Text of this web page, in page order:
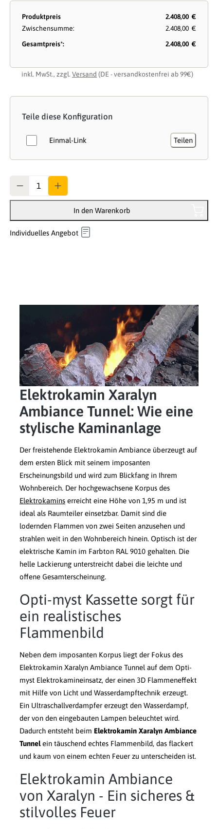
Produktpreis
2.408,00 €
Zwischensumme:
2.408,00 €
Gesamtpreis*:
2.408,00 €
inkl. MwSt., zzgl. Versand (DE - versandkostenfrei ab 99€)
Teile diese Konfiguration
Einmal-Link Teilen
In den Warenkorb
Individuelles Angebot
Elektrokamin Xaralyn
Ambiance Tunnel: Wie eine
stylische Kaminanlage
Der freistehende Elektrokamin Ambiance überzeugt auf
dem ersten Blick mit seinem imposanten
Erscheinungsbild und wird zum Blickfang in Ihrem
Wohnbereich. Der hochgewachsene Korpus des
Elektrokamins erreicht eine Höhe von 1,95 m und ist
ideal als Raumteiler einsetzbar. Damit sind die
lodernden Flammen von zwei Seiten anzusehen und
strahlen weit in den Wohnbereich hinein. Optisch ist der
elektrische Kamin im Farbton RAL 9010 gehalten. Die
helle Lackierung unterstreicht dabei die leichte und
offene Gesamterscheinung.
Opti-myst Kassette sorgt für
ein realistisches
Flammenbild
Neben dem imposanten Korpus liegt der Fokus des
Elektrokamin Xaralyn Ambiance Tunnel auf dem Opti-
myst Elektrokamineinsatz, der einen 3D Flammeneffekt
mit Hilfe von Licht und Wasserdampftechnik erzeugt.
Ein Ultraschallverdampfer erzeugt den Wasserdampf,
der von den eingebauten Lampen beleuchtet wird.
Dadurch entsteht beim Elektrokamin Xaralyn Ambiance
Tunnelein täuschend echtes Flammenbild, das flackert
und kaum von einem echten Feuer zu unterscheiden ist.
Elektrokamin Ambiance
von Xaralyn - Ein sicheres &
stilvolles Feuer